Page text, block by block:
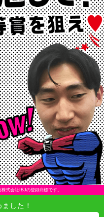
式会社IBJの登録商標です。
した！